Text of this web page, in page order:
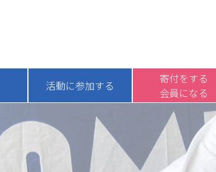
活動に参加する
寄付をする
会員になる